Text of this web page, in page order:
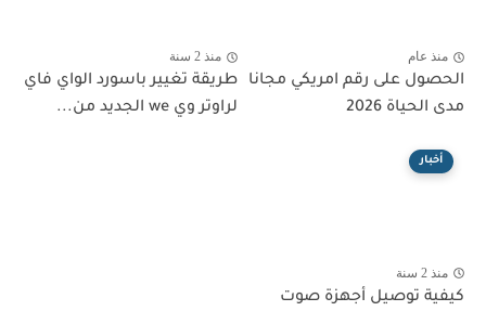
منذ عام
الحصول على رقم امريكي مجانا
مدى الحياة 2026
منذ 2 سنة
طريقة تغيير باسورد الواي فاي
لراوتر وي we الجديد من...
أخبار
منذ 2 سنة
كيفية توصيل أجهزة صوت